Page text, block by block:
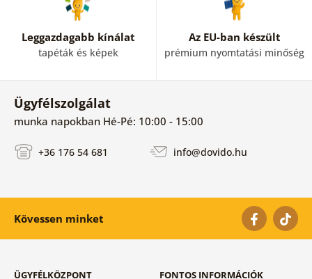
Leggazdagabb kínálat
tapéták és képek
Az EU-ban készült
prémium nyomtatási minőség
Ügyfélszolgálat
munka napokban Hé-Pé: 10:00 - 15:00
+36 176 54 681 info@dovido.hu
Kövessen minket
ÜGYFÉLKÖZPONT FONTOS INFORMÁCIÓK